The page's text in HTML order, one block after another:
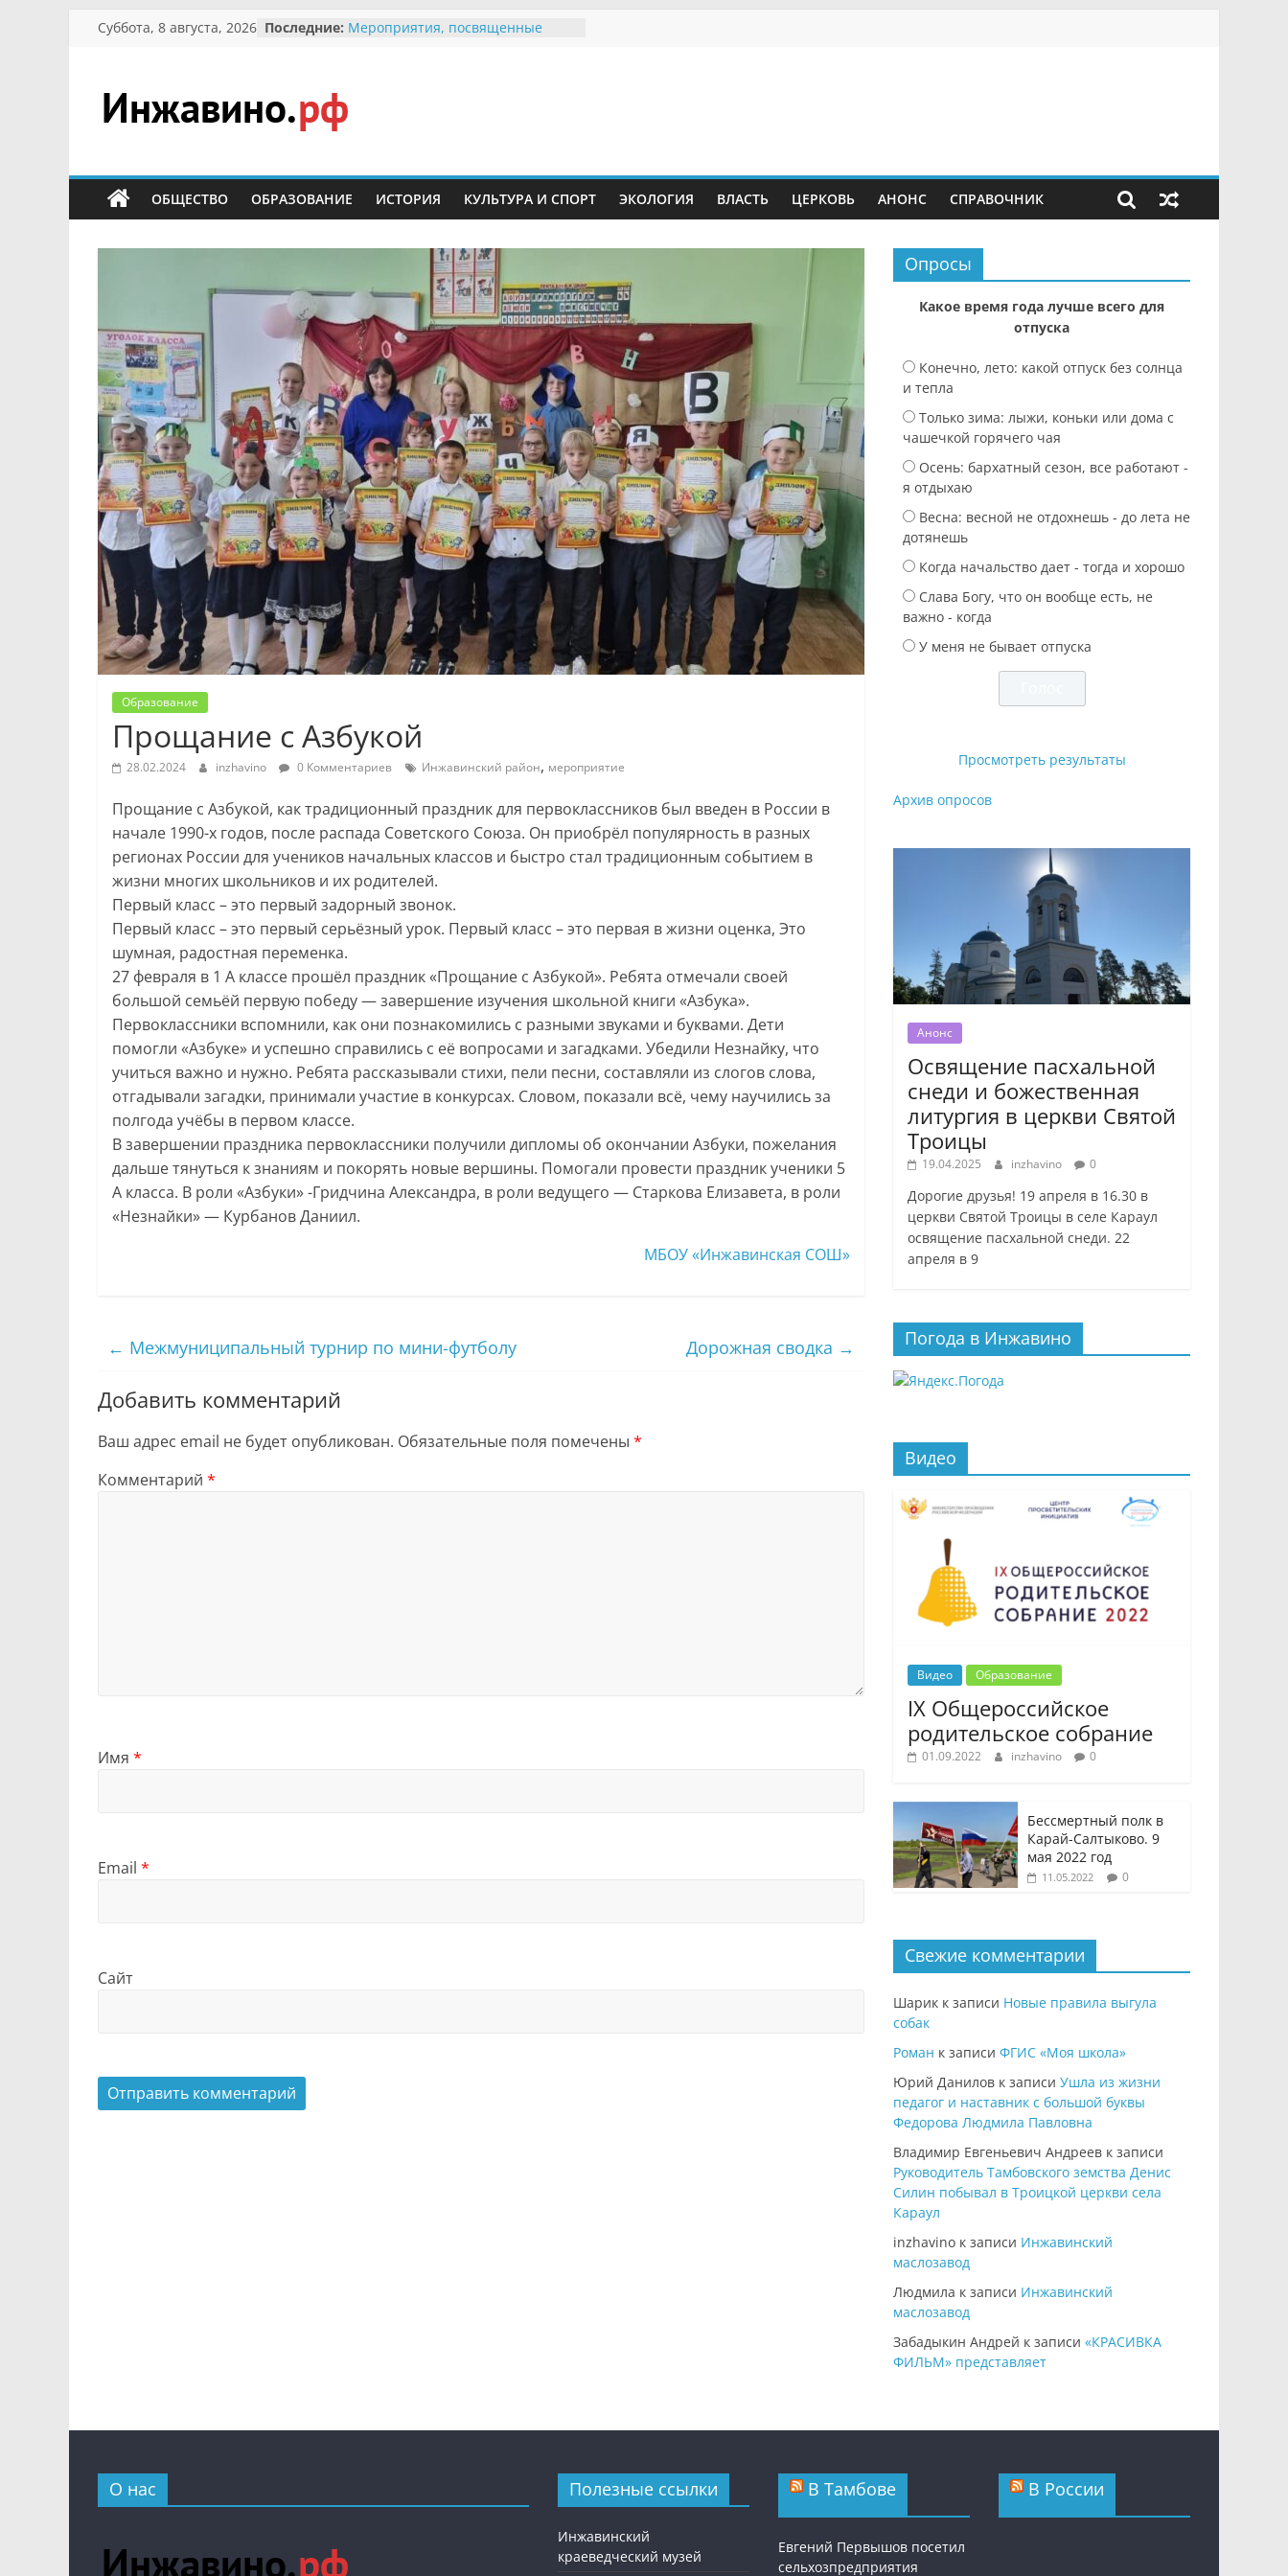
Перейти
Суббота, 8 августа, 2026 Последние: Мероприятия, посвященные
Безопасность в сети Интернет
Ученики приняли участие в
мероприятии «Сохраним
В вольере Воронинского
заповедника родились крапчатые
суслики
Инжавино.рф
сельский
портал
ОБЩЕСТВО ОБРАЗОВАНИЕ ИСТОРИЯ КУЛЬТУРА И СПОРТ ЭКОЛОГИЯ ВЛАСТЬ ЦЕРКОВЬ АНОНС СПРАВОЧНИК
Образование
Прощание с Азбукой
28.02.2024 inzhavino 0 Комментариев Инжавинский район, мероприятие
Прощание с Азбукой, как традиционный праздник для первоклассников был введен в России в
начале 1990-х годов, после распада Советского Союза. Он приобрёл популярность в разных
регионах России для учеников начальных классов и быстро стал традиционным событием в
жизни многих школьников и их родителей.
Первый класс – это первый задорный звонок.
Первый класс – это первый серьёзный урок. Первый класс – это первая в жизни оценка, Это
шумная, радостная переменка.
27 февраля в 1 А классе прошёл праздник «Прощание с Азбукой». Ребята отмечали своей
большой семьёй первую победу — завершение изучения школьной книги «Азбука».
Первоклассники вспомнили, как они познакомились с разными звуками и буквами. Дети
помогли «Азбуке» и успешно справились с её вопросами и загадками. Убедили Незнайку, что
учиться важно и нужно. Ребята рассказывали стихи, пели песни, составляли из слогов слова,
отгадывали загадки, принимали участие в конкурсах. Словом, показали всё, чему научились за
полгода учёбы в первом классе.
В завершении праздника первоклассники получили дипломы об окончании Азбуки, пожелания
дальше тянуться к знаниям и покорять новые вершины. Помогали провести праздник ученики 5
А класса. В роли «Азбуки» -Гридчина Александра, в роли ведущего — Старкова Елизавета, в роли
«Незнайки» — Курбанов Даниил.
МБОУ «Инжавинская СОШ»
← Межмуниципальный турнир по мини-футболу Дорожная сводка →
Добавить комментарий
Ваш адрес email не будет опубликован. Обязательные поля помечены *
Комментарий *
Имя *
Email *
Сайт
Опросы
Какое время года лучше всего для
отпуска
Конечно, лето: какой отпуск без солнца
и тепла
Только зима: лыжи, коньки или дома с
чашечкой горячего чая
Осень: бархатный сезон, все работают -
я отдыхаю
Весна: весной не отдохнешь - до лета не
дотянешь
Когда начальство дает - тогда и хорошо
Слава Богу, что он вообще есть, не
важно - когда
У меня не бывает отпуска
Просмотреть результаты
Архив опросов
Анонс
Освящение пасхальной
снеди и божественная
литургия в церкви Святой
Троицы
19.04.2025 inzhavino 0
Дорогие друзья! 19 апреля в 16.30 в
церкви Святой Троицы в селе Караул
освящение пасхальной снеди. 22
апреля в 9
Погода в Инжавино
Видео
Видео Образование
IX Общероссийское
родительское собрание
01.09.2022 inzhavino 0
Бессмертный полк в
Карай-Салтыково. 9
мая 2022 год
11.05.2022 0
Свежие комментарии
Шарик к записи Новые правила выгула
собак
Роман к записи ФГИС «Моя школа»
Юрий Данилов к записи Ушла из жизни
педагог и наставник с большой буквы
Федорова Людмила Павловна
Владимир Евгеньевич Андреев к записи
Руководитель Тамбовского земства Денис
Силин побывал в Троицкой церкви села
Караул
inzhavino к записи Инжавинский
маслозавод
Людмила к записи Инжавинский
маслозавод
Забадыкин Андрей к записи «КРАСИВКА
ФИЛЬМ» представляет
О нас Полезные ссылки
Инжавинский
краеведческий музей
В Тамбове
Евгений Первышов посетил
сельхозпредприятия
В России